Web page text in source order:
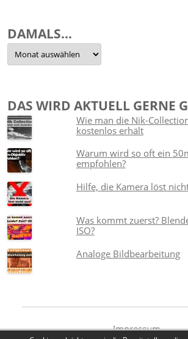
DAMALS…
Damals…
DAS WIRD AKTUELL GERNE
Wie man die Nik-
kostenlos erhält
Warum wird so oft ein
empfohlen?
Hilfe, die Kamera löst
Was kommt zuerst?
ISO?
Analoge Bildbearbeitung
Impressum